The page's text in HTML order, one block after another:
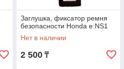
Заглушка, фиксатор ремня
безопасности Honda e:NS1
Нет в наличии
2 500 ₸